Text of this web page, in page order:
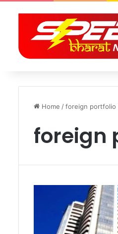
Home /foreign portfolio
foreign